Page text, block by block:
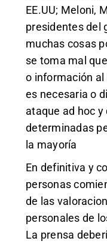
EE.UU; Meloni,
presidentes del
muchas cosas
se toma mal
o información al
es necesaria o
ataque ad hoc y
determinadas
la mayoría
En definitiva y
personas
de las
personales de
La prensa